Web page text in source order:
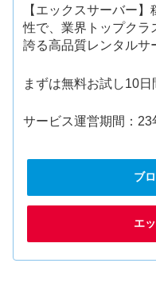
【エックスサーバー
性で、業界トップクラ
誇る高品質レンタルサ
まずは無料お試し10日
サービス運営期間：23
ブ
エ